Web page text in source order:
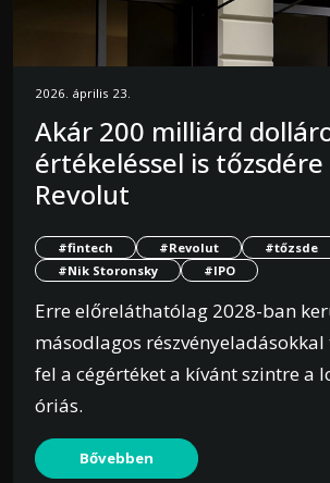
2026. április 23.
Akár 200 milliárd
értékeléssel is
Revolut
#fintech #Revolut
#tőzsde
#Nik Storonsky
#IPO
Erre előreláthatólag 2028-ban
másodlagos
fel a cégértéket a kívánt szintre a
óriás.
Bővebben